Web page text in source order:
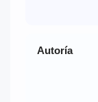
Autoría